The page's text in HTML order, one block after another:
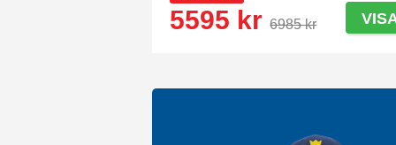
5595 kr 6985 kr